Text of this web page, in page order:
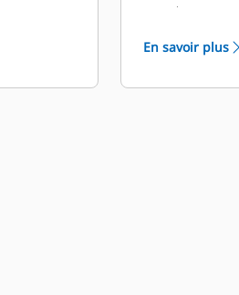
courts.
En savoir plus